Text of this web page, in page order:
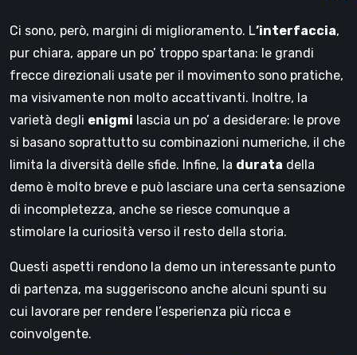
Ci sono, però, margini di miglioramento. L’interfaccia,
pur chiara, appare un po’ troppo spartana: le grandi
frecce direzionali usate per il movimento sono pratiche,
ma visivamente non molto accattivanti. Inoltre, la
varietà degli enigmi lascia un po’ a desiderare: le prove
si basano soprattutto su combinazioni numeriche, il che
limita la diversità delle sfide. Infine, la durata della
demo è molto breve e può lasciare una certa sensazione
di incompletezza, anche se riesce comunque a
stimolare la curiosità verso il resto della storia.
Questi aspetti rendono la demo un interessante punto
di partenza, ma suggeriscono anche alcuni spunti su
cui lavorare per rendere l’esperienza più ricca e
coinvolgente.